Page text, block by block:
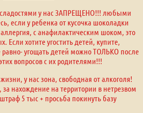
сладостями у нас ЗАПРЕЩЕНО!!! любыми
если у ребенка от кусочка шоколадки
с анафилактическим шоком, это
Если хотите угостить детей, купите,
угощать детей можно ТОЛЬКО после
вопросов с их родителями!!!
у нас зона, свободная от алкоголя!
нахождение на территории в нетрезвом
5 тыс + просьба покинуть базу